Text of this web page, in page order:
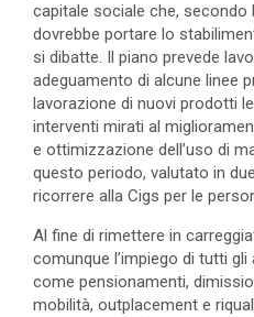
capitale sociale che,
dovrebbe portare lo
si dibatte. Il piano prevede
adeguamento di alcune linee
lavorazione di nuovi prodotti
interventi mirati al
e ottimizzazione dell’uso di
questo periodo, valutato in
ricorrere alla Cigs per le
Al fine di rimettere in
comunque l’impiego di tutti
come pensionamenti,
mobilità, outplacement e